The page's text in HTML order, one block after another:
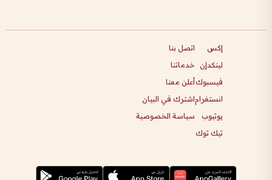
إكس
لينكدإن
فيسبوك
انستغرام
يوتيوب
تيك توك
اتصل بنا
خدماتنا
أعلن معنا
اشترك في البيان
سياسة الخصوصية